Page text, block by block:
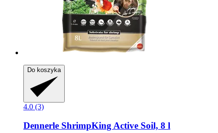
Do koszyka
4.0 (3)
Dennerle ShrimpKing Active Soil, 8 l